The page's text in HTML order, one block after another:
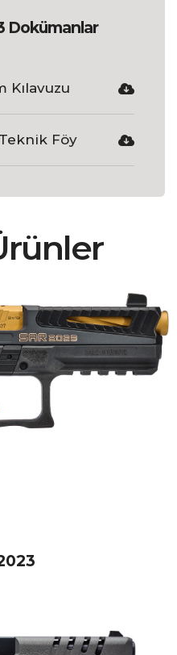
Dokümanlar
Kılavuzu
Föy